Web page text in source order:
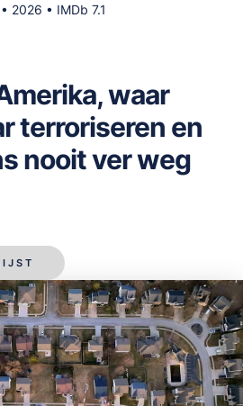
2026 • IMDb 7.1
waar
terroriseren en
nooit ver weg